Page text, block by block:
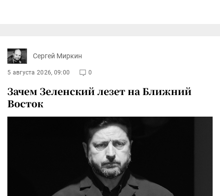
Сергей Миркин
5 августа 2026, 09:00 0
Зачем Зеленский лезет на Ближний
Восток